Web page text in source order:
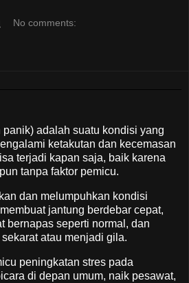
No comments:
panik) adalah suatu kondisi yang
ketakutan dan kecemasan
terjadi kapan saja, baik karena
tanpa faktor pemicu.
dan melumpuhkan kondisi
jantung berdebar cepat,
bernapas seperti normal, dan
atau menjadi gila.
peningkatan stres pada
di depan umum, naik pesawat,